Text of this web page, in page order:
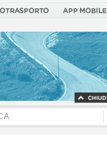
APP MOBILE